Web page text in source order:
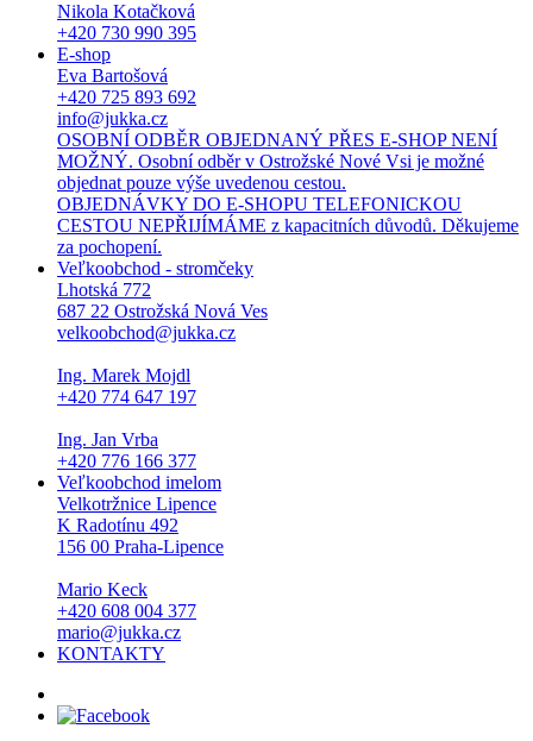
Nikola Kotačková
+420 730 990 395
E-shop
Eva Bartošová
+420 725 893 692
info@jukka.cz
OSOBNÍ ODBĚR OBJEDNANÝ PŘES E-SHOP NENÍ
MOŽNÝ. Osobní odběr v Ostrožské Nové Vsi je možné
objednat pouze výše uvedenou cestou.
OBJEDNÁVKY DO E-SHOPU TELEFONICKOU
CESTOU NEPŘIJÍMÁME z kapacitních důvodů. Děkujeme
za pochopení.
Veľkoobchod - stromčeky
Lhotská 772
687 22 Ostrožská Nová Ves
velkoobchod@jukka.cz
Ing. Marek Mojdl
+420 774 647 197
Ing. Jan Vrba
+420 776 166 377
Veľkoobchod imelom
Velkotržnice Lipence
K Radotínu 492
156 00 Praha-Lipence
Mario Keck
+420 608 004 377
mario@jukka.cz
KONTAKTY